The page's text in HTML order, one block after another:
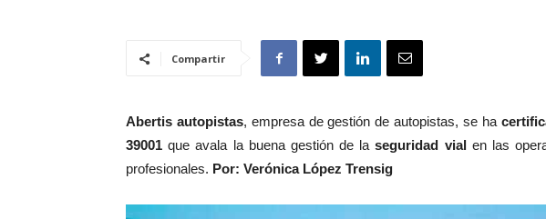
Compartir
Abertis autopistas, empresa de gestión de autopistas, se ha
39001 que avala la buena gestión de laseguridad vialen las
profesionales. Por: Verónica López Trensig